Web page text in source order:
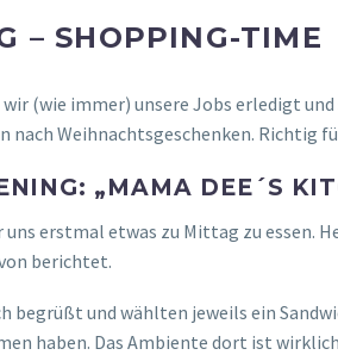
– SHOPPING-TIME
(wie immer) unsere Jobs erledigt
nach Weihnachtsgeschenken. Richtig
„MAMA DEE´S
uns erstmal etwas zu Mittag zu essen.
berichtet.
begrüßt und wählten jeweils ein
haben. Das Ambiente dort ist